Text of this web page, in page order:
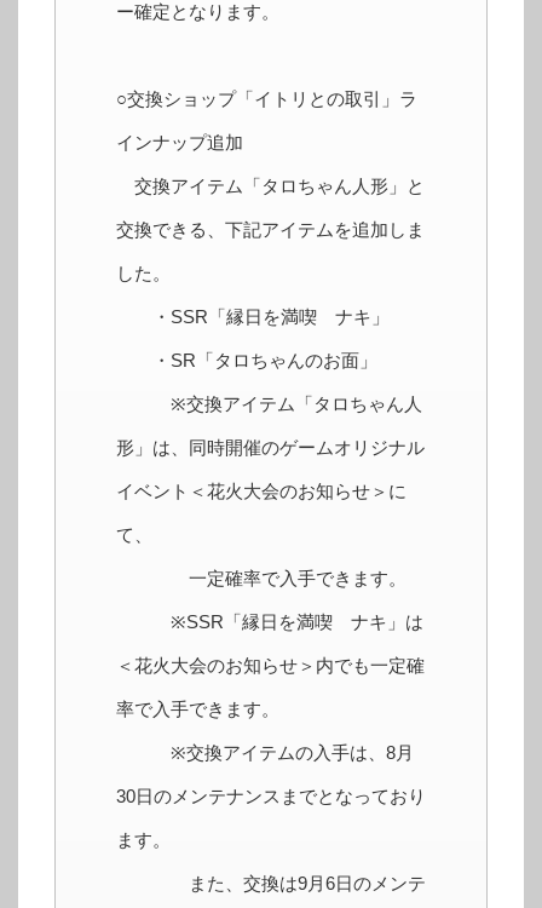
ー確定となります。
○交換ショップ「イトリとの取引」ラ
インナップ追加
交換アイテム「タロちゃん人形」と
交換できる、下記アイテムを追加しま
した。
・SSR「縁日を満喫 ナキ」
・SR「タロちゃんのお面」
※交換アイテム「タロちゃん人
形」は、同時開催のゲームオリジナル
イベント＜花火大会のお知らせ＞に
て、
一定確率で入手できます。
※SSR「縁日を満喫 ナキ」は
＜花火大会のお知らせ＞内でも一定確
率で入手できます。
※交換アイテムの入手は、8月
30日のメンテナンスまでとなっており
ます。
また、交換は9月6日のメンテ